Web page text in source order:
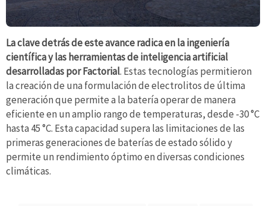
La clave detrás de este avance radica en la ingeniería
científica y las herramientas de inteligencia artificial
desarrolladas por Factorial. Estas tecnologías permitieron
la creación de una formulación de electrolitos de última
generación que permite a la batería operar de manera
eficiente en un amplio rango de temperaturas, desde -30 °C
hasta 45 °C. Esta capacidad supera las limitaciones de las
primeras generaciones de baterías de estado sólido y
permite un rendimiento óptimo en diversas condiciones
climáticas.